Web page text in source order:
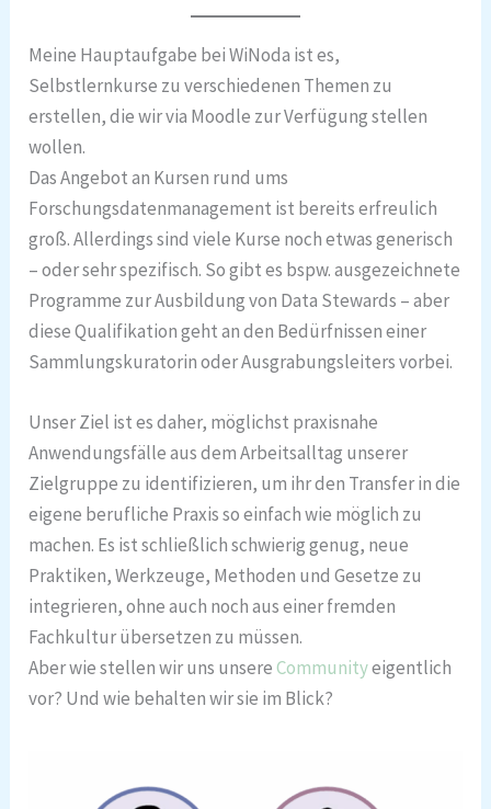
Meine Hauptaufgabe bei WiNoda ist es,
Selbstlernkurse zu verschiedenen Themen zu
erstellen, die wir via Moodle zur Verfügung stellen
wollen.
Das Angebot an Kursen rund ums
Forschungsdatenmanagement ist bereits erfreulich
groß. Allerdings sind viele Kurse noch etwas generisch
– oder sehr spezifisch. So gibt es bspw. ausgezeichnete
Programme zur Ausbildung von Data Stewards – aber
diese Qualifikation geht an den Bedürfnissen einer
Sammlungskuratorin oder Ausgrabungsleiters vorbei.
Unser Ziel ist es daher, möglichst praxisnahe
Anwendungsfälle aus dem Arbeitsalltag unserer
Zielgruppe zu identifizieren, um ihr den Transfer in die
eigene berufliche Praxis so einfach wie möglich zu
machen. Es ist schließlich schwierig genug, neue
Praktiken, Werkzeuge, Methoden und Gesetze zu
integrieren, ohne auch noch aus einer fremden
Fachkultur übersetzen zu müssen.
Aber wie stellen wir uns unsere Communityeigentlich
vor? Und wie behalten wir sie im Blick?